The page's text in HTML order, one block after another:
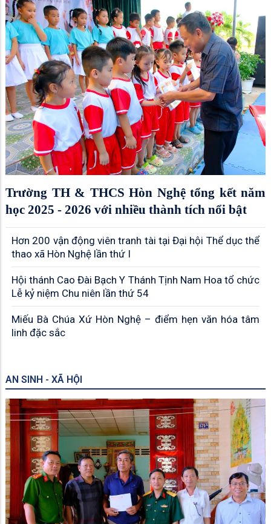
Trường TH & THCS Hòn Nghệ tổng kết năm
học 2025 - 2026 với nhiều thành tích nổi bật
Hơn 200 vận động viên tranh tài tại Đại hội Thể dục thể
thao xã Hòn Nghệ lần thứ I
Hội thánh Cao Đài Bạch Y Thánh Tịnh Nam Hoa tổ chức
Lễ kỷ niệm Chu niên lần thứ 54
Miếu Bà Chúa Xứ Hòn Nghệ – điểm hẹn văn hóa tâm
linh đặc sắc
AN SINH - XÃ HỘI